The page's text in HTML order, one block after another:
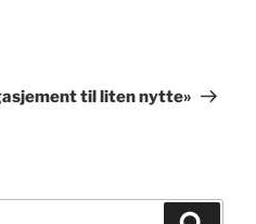
til liten nytte»